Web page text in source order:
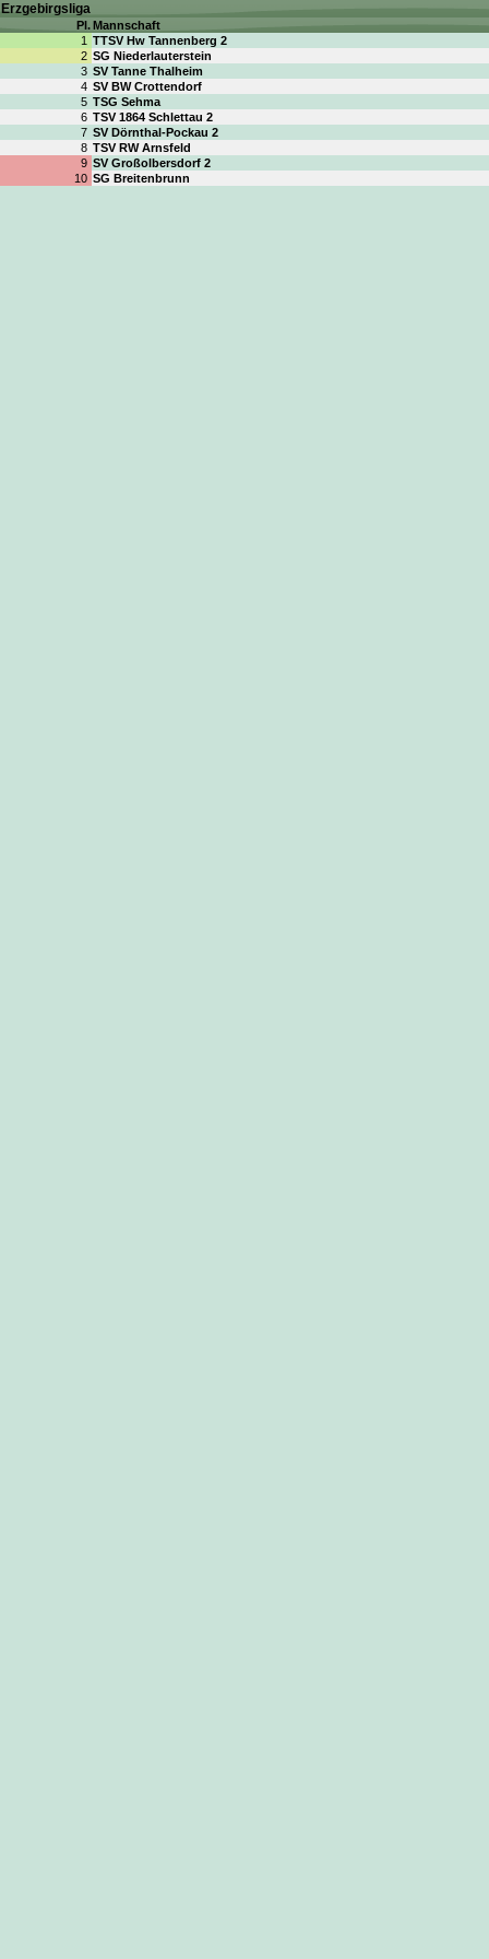
Erzgebirgsliga
Pl.Mannschaft
1 TTSV Hw Tannenberg 2
2 SG Niederlauterstein
3 SV Tanne Thalheim
4 SV BW Crottendorf
5 TSG Sehma
6 TSV 1864 Schlettau 2
7 SV Dörnthal-Pockau 2
8 TSV RW Arnsfeld
9 SV Großolbersdorf 2
10 SG Breitenbrunn